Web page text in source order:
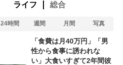
ライフ 総合
24時間 週間 月間 写真
「食費は月40万円」「男
性から食事に誘われな
い」大食いすぎて2年間彼